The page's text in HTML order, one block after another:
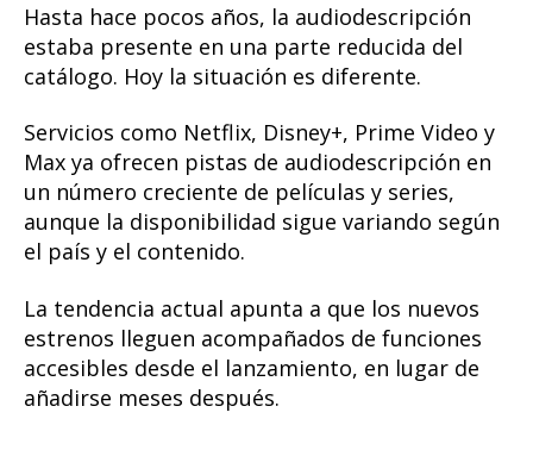
Hasta hace pocos años, la audiodescripción
estaba presente en una parte reducida del
catálogo. Hoy la situación es diferente.
Servicios como Netflix, Disney+, Prime Video y
Max ya ofrecen pistas de audiodescripción en
un número creciente de películas y series,
aunque la disponibilidad sigue variando según
el país y el contenido.
La tendencia actual apunta a que los nuevos
estrenos lleguen acompañados de funciones
accesibles desde el lanzamiento, en lugar de
añadirse meses después.